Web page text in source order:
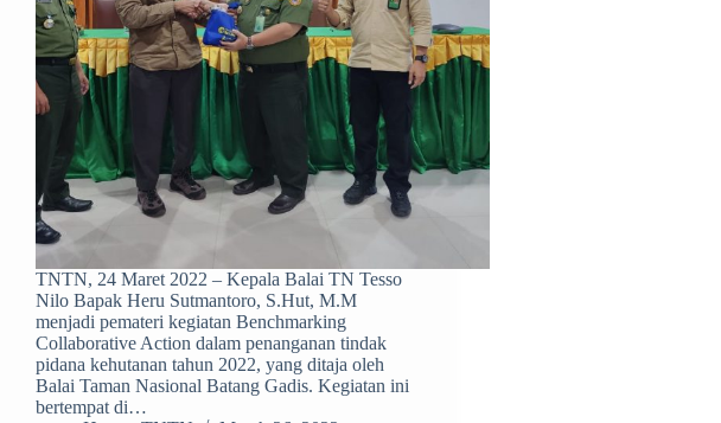
TNTN, 24 Maret 2022 – Kepala Balai TN Tesso
Nilo Bapak Heru Sutmantoro, S.Hut, M.M
menjadi pemateri kegiatan Benchmarking
Collaborative Action dalam penanganan tindak
pidana kehutanan tahun 2022, yang ditaja oleh
Balai Taman Nasional Batang Gadis. Kegiatan ini
bertempat di…